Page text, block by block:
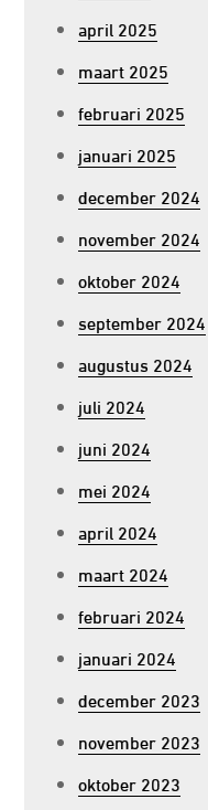
april 2025
maart 2025
februari 2025
januari 2025
december 2024
november 2024
oktober 2024
september 2024
augustus 2024
juli 2024
juni 2024
mei 2024
april 2024
maart 2024
februari 2024
januari 2024
december 2023
november 2023
oktober 2023